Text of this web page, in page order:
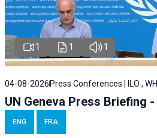
1 1 1
04-08-2026 Press Conferences | ILO ,
UN Geneva Press Briefing
ENG FRA